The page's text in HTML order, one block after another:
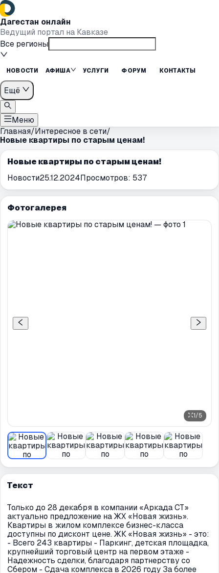
Дагестан онлайн
Ведущий портал на Кавказе
Все регионы
НОВОСТИ АФИША УСЛУГИ ФОРУМ КОНТАКТЫ
Ещё
Меню
Главная/Интересное в сети/
Новые квартиры по старым ценам!
Новые квартиры по старым ценам!
Новости25.12.2024Просмотров: 537
Фотогалерея
1/5
Текст
Только до 28 декабря в компании «Аркада СТ»
актуально предложение на ЖХ «Новая жизнь».
Квартиры в жилом комплексе бизнес-класса
доступны по дисконт цене. ЖК «Новая жизнь» - это:
- Всего 243 квартиры - Паркинг, детская площадка,
крупнейший торговый центр на первом этаже -
Надежность сделки, благодаря партнерству со
Сбером - Сдача комплекса в 2026 году За более